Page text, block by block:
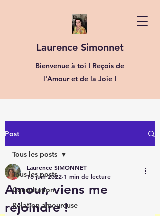
Laurence Simonnet
Bienvenue à toi ! Reçois de
l'Amour et de la Joie !
Post
Tous les posts
Consultation
Relation amoureuse
Tous les posts
Amour, viens me
rejoindre !
Laurence SIMONNET
18 juin 2022 1 min de lecture